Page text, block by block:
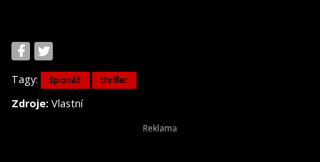
Tagy: špionáž thriller
Zdroje: Vlastní